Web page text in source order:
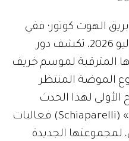
الهوت كوتور؛ ففي
الفترة الممتدة من 6 إلى 9 يوليو 2026، تكشف دور
المترقبة لموسم خريف
خلال أسبوع الموضة المنتظر
لهذا الحدث
الفاخر، تفتتح دار «سكياباريلي» (Schiaparelli) فعاليات
لمجموعتها الجديدة